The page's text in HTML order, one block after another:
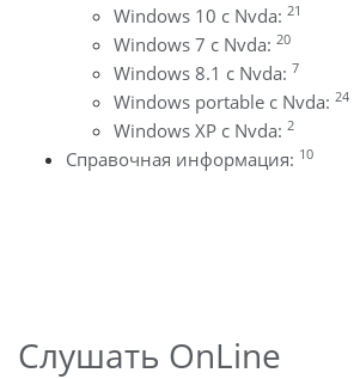
Windows 10 с Nvda: 21
Windows 7 с Nvda: 20
Windows 8.1 с Nvda: 7
Windows portable с Nvda: 24
Windows XP с Nvda: 2
Справочная информация: 10
Слушать OnLine